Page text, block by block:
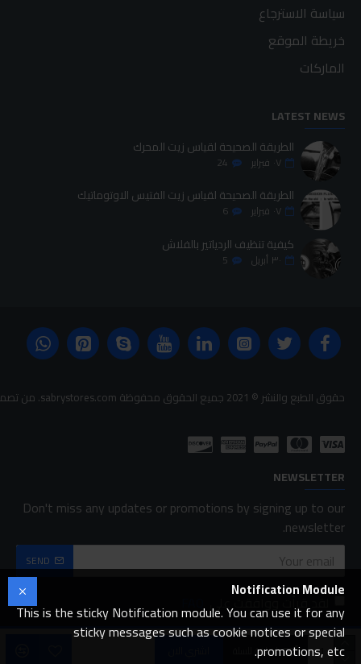
اضافة للسلة
سياسة الاسترجاع
خريطة الموقع
الماركات
LATEST NEWS
الطريقة الصحيحة لقياس زيت المحرك
٠٧ فبراير 24
الطريقة الصحيحة لقياس زيت الفتيس الاوتوماتيك
٠٧ فبراير 6
كيفية تنظيف الردياتير بالفلاش
٣٠ أبريل 5
حقوق الطبع والنشر © 2021 جميع الحقوق محفوظة sabrystores.com. من تصميم-
NEWSLETTER
Don't miss any updates or promotions by signing up to our
newsletter.
SEND
لقد قرأت ووافقت على FAQ
Notification Module
This is the sticky Notification module. You can use it for any
sticky messages such as cookie notices or special
promotions, etc.